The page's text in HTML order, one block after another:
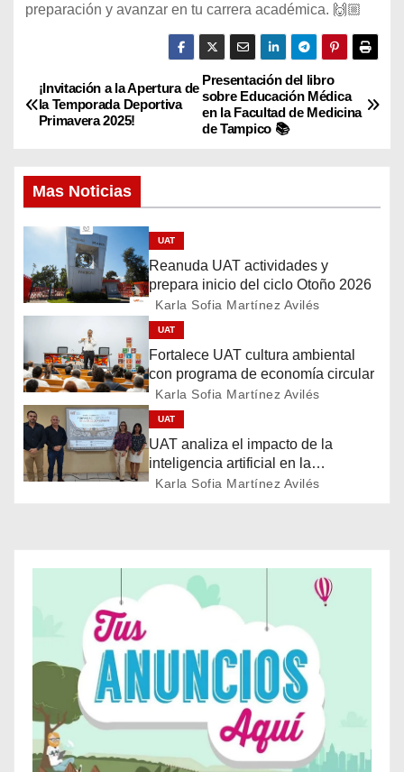
preparación y avanzar en tu carrera académica. 🙌🏼
N
a
e
g
a
c
i
ó
n
d
r
d
Presentación del libro
sobre Educación Médica
en la Facultad de Medicina
de Tampico 📚
¡Invitación a la Apertura de
la Temporada Deportiva
Primavera 2025!
Mas Noticias
UAT
Reanuda UAT actividades y
prepara inicio del ciclo Otoño 2026
Karla Sofia Martínez Avilés
UAT
Fortalece UAT cultura ambiental
con programa de economía circular
Karla Sofia Martínez Avilés
UAT
UAT analiza el impacto de la
inteligencia artificial en la
educación
Karla Sofia Martínez Avilés